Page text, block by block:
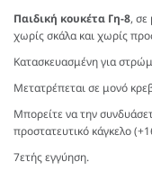
Παιδική κουκέτα Γη-8, σε
χωρίς σκάλα και χωρίς
Κατασκευασμένη για
Μετατρέπεται σε μονό
Μπορείτε να την
προστατευτικό κάγκελο
7ετής εγγύηση.